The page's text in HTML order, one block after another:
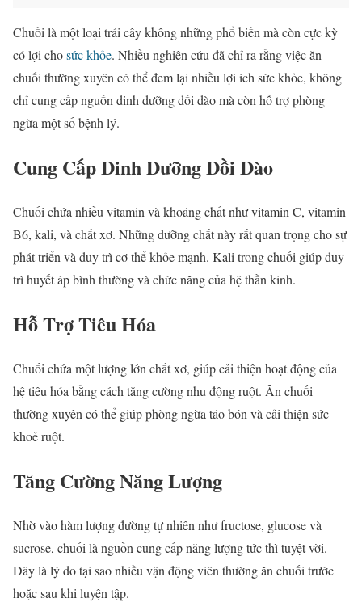
Chuối là một loại trái cây không những phổ biến mà còn cực kỳ
có lợi chosức khỏe. Nhiều nghiên cứu đã chỉ ra rằng việc ăn
chuối thường xuyên có thể đem lại nhiều lợi ích sức khỏe, không
chỉ cung cấp nguồn dinh dưỡng dồi dào mà còn hỗ trợ phòng
ngừa một số bệnh lý.
Cung Cấp Dinh Dưỡng Dồi Dào
Chuối chứa nhiều vitamin và khoáng chất như vitamin C, vitamin
B6, kali, và chất xơ. Những dưỡng chất này rất quan trọng cho sự
phát triển và duy trì cơ thể khỏe mạnh. Kali trong chuối giúp duy
trì huyết áp bình thường và chức năng của hệ thần kinh.
Hỗ Trợ Tiêu Hóa
Chuối chứa một lượng lớn chất xơ, giúp cải thiện hoạt động của
hệ tiêu hóa bằng cách tăng cường nhu động ruột. Ăn chuối
thường xuyên có thể giúp phòng ngừa táo bón và cải thiện sức
khoẻ ruột.
Tăng Cường Năng Lượng
Nhờ vào hàm lượng đường tự nhiên như fructose, glucose và
sucrose, chuối là nguồn cung cấp năng lượng tức thì tuyệt vời.
Đây là lý do tại sao nhiều vận động viên thường ăn chuối trước
hoặc sau khi luyện tập.